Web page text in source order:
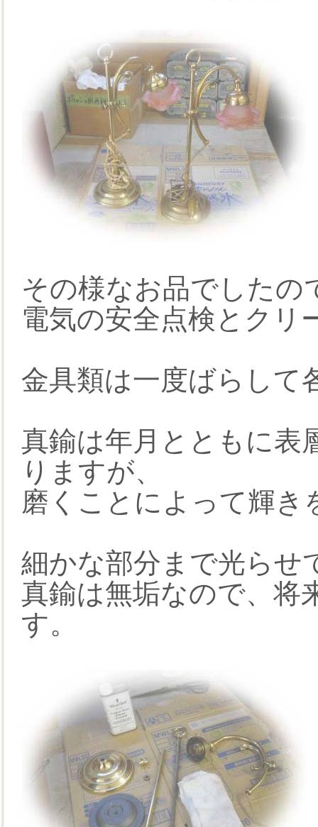
その様なお品でしたの
電気の安全点検とクリ
金具類は一度ばらして
真鍮は年月とともに表
りますが、
磨くことによって輝き
細かな部分まで光らせ
真鍮は無垢なので、将
す。